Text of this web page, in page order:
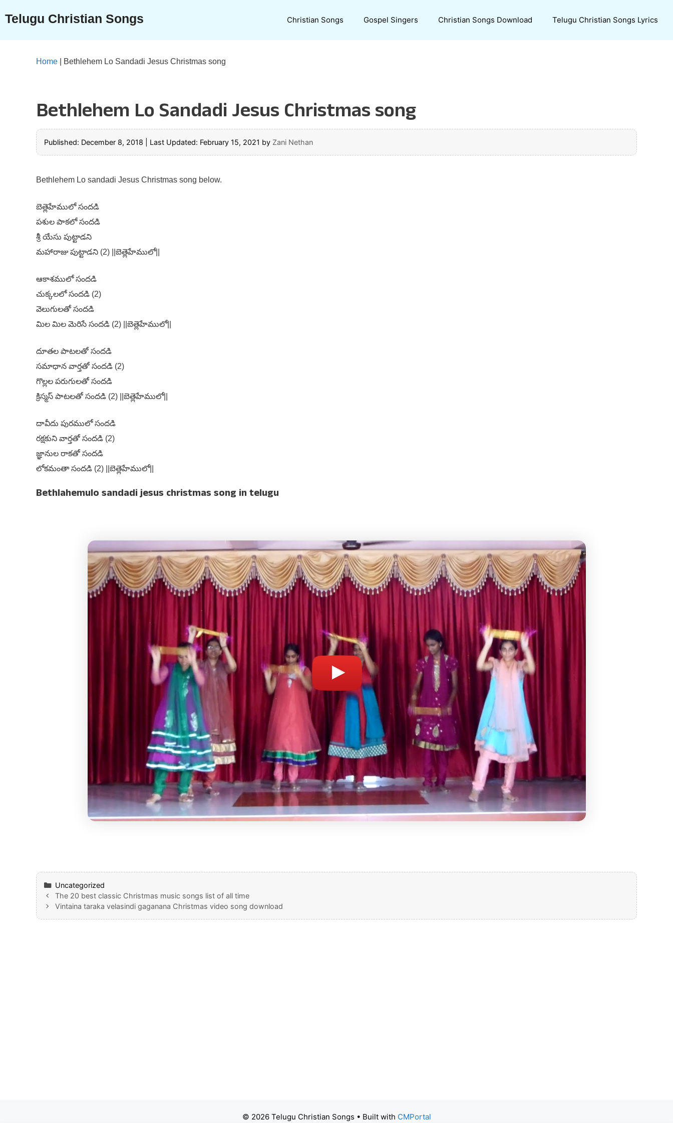
content
Telugu Christian Songs Christian Songs Gospel Singers Christian Songs Download Telugu Christian Songs Lyrics
Home Bethlehem Lo Sandadi Jesus Christmas song
Bethlehem Lo Sandadi Jesus Christmas song
Published: December 8, 2018 Last Updated: February 15, 2021 by Zani Nethan
Bethlehem Lo sandadi Jesus Christmas song below.
బెత్లెహేములో సందడి
పశుల పాకలో సందడి
శ్రీ యేసు పుట్టాడని
మహారాజు పుట్టాడని (2) ||బెత్లెహేములో||
ఆకాశములో సందడి
చుక్కలలో సందడి (2)
వెలుగులతో సందడి
మిల మిల మెరిసే సందడి (2) ||బెత్లెహేములో||
దూతల పాటలతో సందడి
సమాధాన వార్తతో సందడి (2)
గొల్లల పరుగులతో సందడి
క్రిస్మస్ పాటలతో సందడి (2) ||బెత్లెహేములో||
దావీదు పురములో సందడి
రక్షకుని వార్తతో సందడి (2)
జ్ఞానుల రాకతో సందడి
లోకమంతా సందడి (2) ||బెత్లెహేములో||
Bethlahemulo sandadi jesus christmas song in telugu
Categories
Uncategorized
The 20 best classic Christmas music songs list of all time
Vintaina taraka velasindi gaganana Christmas video song download
© 2026 Telugu Christian Songs • Built with CMPortal